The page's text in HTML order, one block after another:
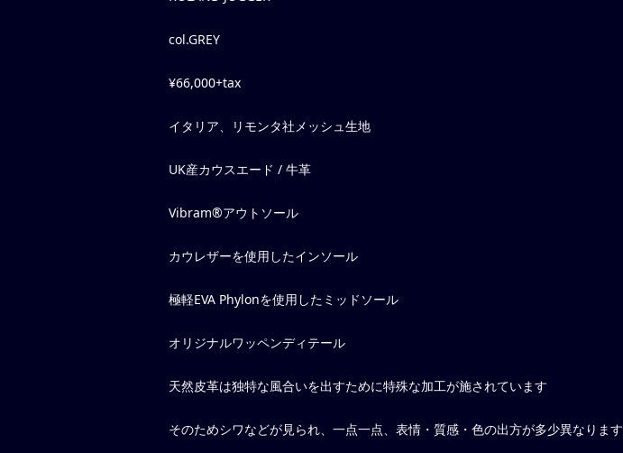
col.GREY
¥66,000+tax
イタリア、リモンタ社メッシュ生地
UK産カウスエード / 牛革
Vibram®アウトソール
カウレザーを使用したインソール
極軽EVA Phylonを使用したミッドソール
オリジナルワッペンディテール
天然皮革は独特な風合いを出すために特殊な加工が施されています
そのためシワなどが見られ、一点一点、表情・質感・色の出方が多少異なります